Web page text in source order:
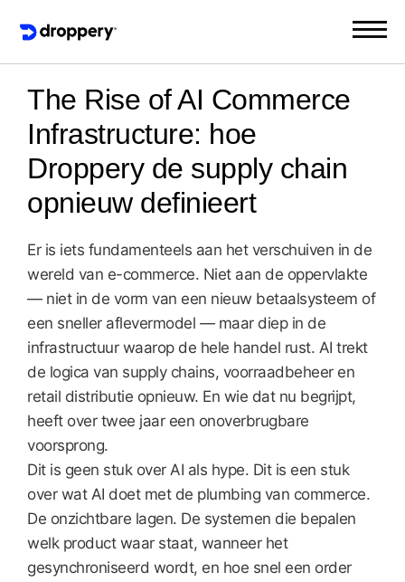
The Rise of AI Commerce
Infrastructure: hoe
Droppery de supply chain
opnieuw definieert
Er is iets fundamenteels aan het verschuiven in de
wereld van e-commerce. Niet aan de oppervlakte
— niet in de vorm van een nieuw betaalsysteem of
een sneller aflevermodel — maar diep in de
infrastructuur waarop de hele handel rust. AI trekt
de logica van supply chains, voorraadbeheer en
retail distributie opnieuw. En wie dat nu begrijpt,
heeft over twee jaar een onoverbrugbare
voorsprong.
Dit is geen stuk over AI als hype. Dit is een stuk
over wat AI doet met de plumbing van commerce.
De onzichtbare lagen. De systemen die bepalen
welk product waar staat, wanneer het
gesynchroniseerd wordt, en hoe snel een order